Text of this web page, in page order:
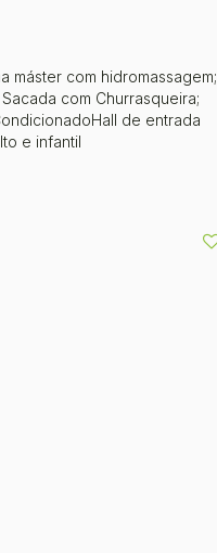
máster com hidromassagem;
com Churrasqueira;
de entrada
e infantil